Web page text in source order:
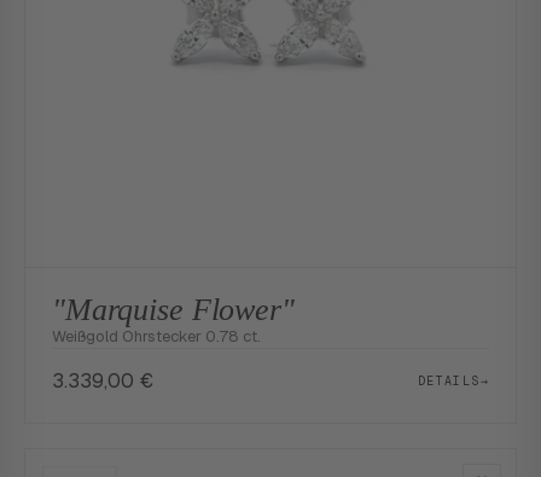
"Marquise Flower"
Weißgold Ohrstecker 0.78 ct.
3.339,00 € DETAILS→